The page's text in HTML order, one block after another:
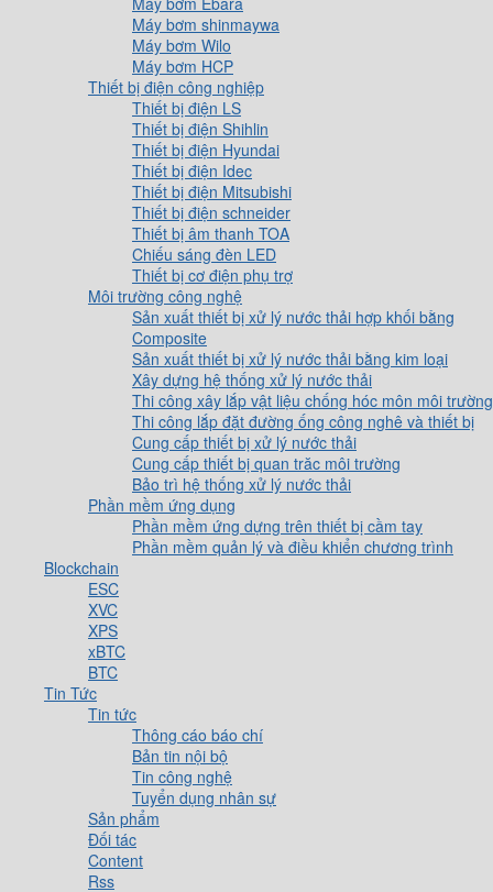
Máy bơm shinmaywa
Máy bơm Wilo
Máy bơm HCP
Thiết bị điện công nghiệp
Thiết bị điện LS
Thiết bị điện Shihlin
Thiết bị điện Hyundai
Thiết bị điện Idec
Thiết bị điện Mitsubishi
Thiết bị điện schneider
Thiết bị âm thanh TOA
Chiếu sáng đèn LED
Thiết bị cơ điện phụ trợ
Môi trường công nghệ
Sản xuất thiết bị xử lý nước thải hợp khối bằng
Composite
Sản xuất thiết bị xử lý nước thải bằng kim loại
Xây dựng hệ thống xử lý nước thải
Thi công xây lắp vật liệu chống hóc môn môi trường
Thi công lắp đặt đường ống công nghê và thiết bị
Cung cấp thiết bị xử lý nước thải
Cung cấp thiết bị quan trăc môi trường
Bảo trì hệ thống xử lý nước thải
Phần mềm ứng dụng
Phần mềm ứng dựng trên thiết bị cầm tay
Phần mềm quản lý và điều khiển chương trình
Blockchain
ESC
XVC
XPS
xBTC
BTC
Tin Tức
Tin tức
Thông cáo báo chí
Bản tin nội bộ
Tin công nghệ
Tuyển dụng nhân sự
Sản phẩm
Đối tác
Content
Rss